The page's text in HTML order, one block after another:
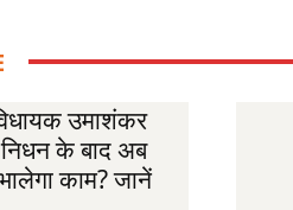
उमाशंकर
के बाद अब
काम? जानें